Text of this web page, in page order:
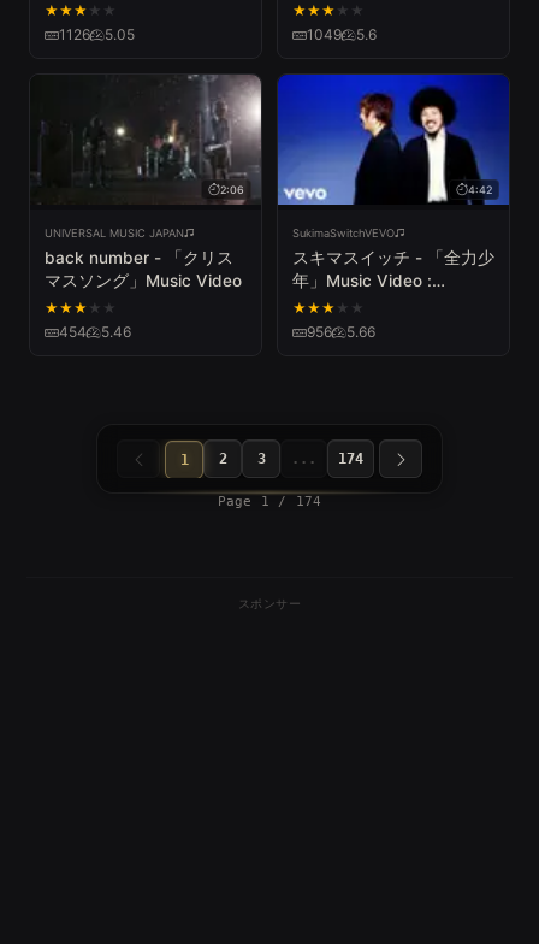
★★★ ★ ★
1126 5.05
★★★ ★ ★
1049 5.6
2:06
UNIVERSAL MUSIC JAPAN
back number - 「クリス
マスソング」Music Video
★★★ ★ ★
454 5.46
4:42
SukimaSwitchVEVO
スキマスイッチ - 「全力少
年」Music Video :
SUKIMASWITCH /
ZENRYOKU SHOUNEN
★★★ ★ ★
956 5.66
1 2 3 ... 174
Page 1 / 174
スポンサー